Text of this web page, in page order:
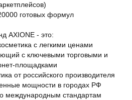
готовых формул
AXIONE - это:
с легкими ценами
с ключевыми торговыми и
площадками
от российского производителя
мощности в городах РФ
международным стандартам